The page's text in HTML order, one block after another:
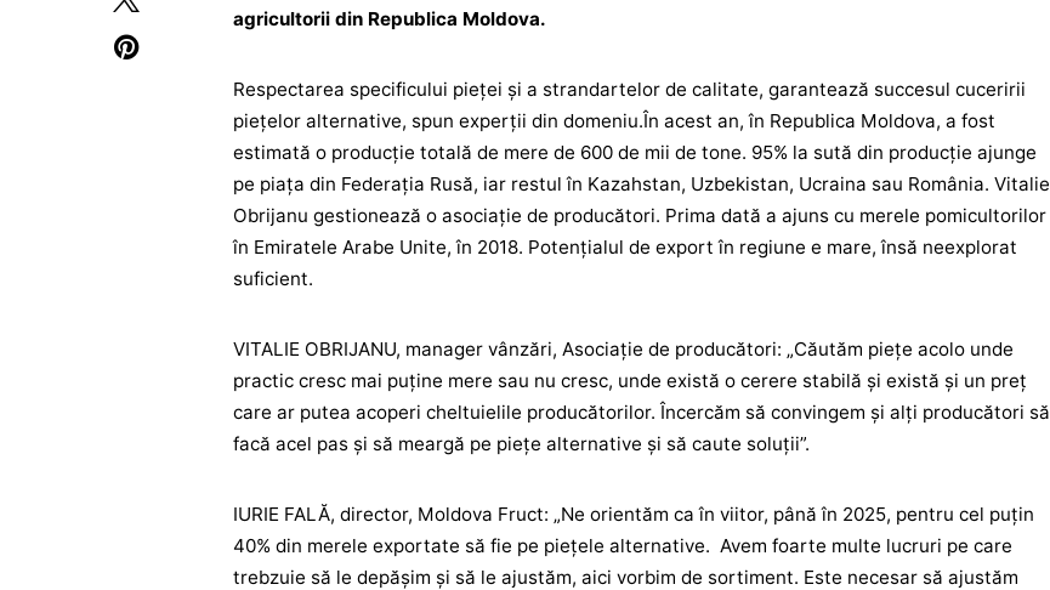
agricultorii din Republica Moldova.
Respectarea specificului pieţei şi a strandartelor de calitate, garantează succesul cuceririi
pieţelor alternative, spun experţii din domeniu.În acest an, în Republica Moldova, a fost
estimată o producţie totală de mere de 600 de mii de tone. 95% la sută din producţie ajunge
pe piaţa din Federaţia Rusă, iar restul în Kazahstan, Uzbekistan, Ucraina sau România. Vitalie
Obrijanu gestionează o asociaţie de producători. Prima dată a ajuns cu merele pomicultorilor
în Emiratele Arabe Unite, în 2018. Potenţialul de export în regiune e mare, însă neexplorat
suficient.
VITALIE OBRIJANU, manager vânzări, Asociaţie de producători: „Căutăm pieţe acolo unde
practic cresc mai puţine mere sau nu cresc, unde există o cerere stabilă şi există şi un preţ
care ar putea acoperi cheltuielile producătorilor. Încercăm să convingem şi alţi producători să
facă acel pas şi să meargă pe pieţe alternative şi să caute soluţii”.
IURIE FALĂ, director, Moldova Fruct: „Ne orientăm ca în viitor, până în 2025, pentru cel puţin
40% din merele exportate să fie pe pieţele alternative. Avem foarte multe lucruri pe care
trebzuie să le depăşim şi să le ajustăm, aici vorbim de sortiment. Este necesar să ajustăm